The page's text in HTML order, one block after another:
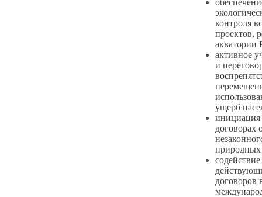
контроля
проектов,
акватории
активное
и
ущерб
инициация
договорах
природных
договоров